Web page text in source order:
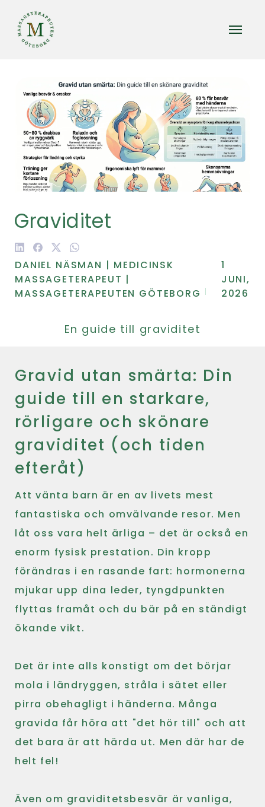
Graviditet
DANIEL NÄSMAN | MEDICINSK
MASSAGETERAPEUT |
MASSAGETERAPEUTEN GÖTEBORG
1
JUNI,
2026
En guide till graviditet
Gravid utan smärta: Din
guide till en starkare,
rörligare och skönare
graviditet (och tiden
efteråt)
Att vänta barn är en av livets mest
fantastiska och omvälvande resor. Men
låt oss vara helt ärliga – det är också en
enorm fysisk prestation. Din kropp
förändras i en rasande fart: hormonerna
mjukar upp dina leder, tyngdpunkten
flyttas framåt och du bär på en ständigt
ökande vikt.
Det är inte alls konstigt om det börjar
mola i ländryggen, stråla i sätet eller
pirra obehagligt i händerna. Många
gravida får höra att "det hör till" och att
det bara är att härda ut. Men där har de
helt fel!
Även om graviditetsbesvär är vanliga,